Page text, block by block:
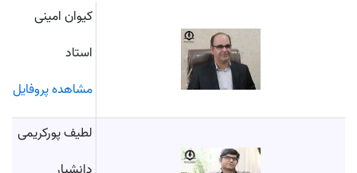
کیوان امینی
استاد
مشاهده پروفایل
لطیف پورکریمی